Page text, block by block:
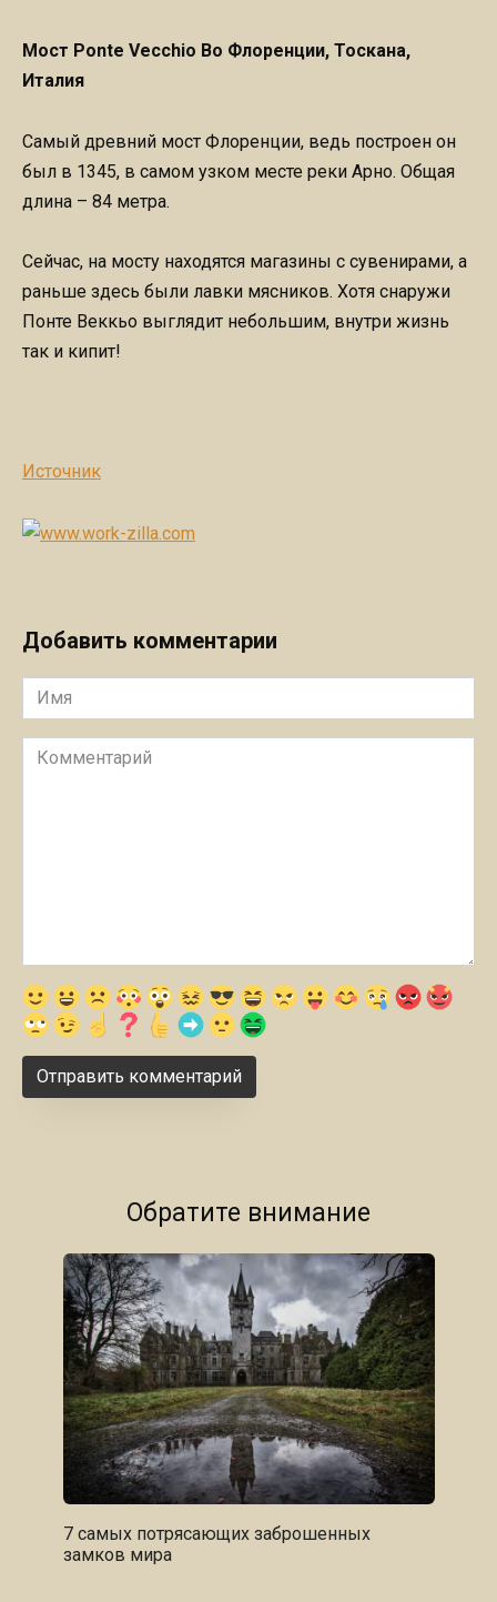
Мост Ponte Vecchio Во Флоренции, Тоскана,
Италия
Самый древний мост Флоренции, ведь построен он
был в 1345, в самом узком месте реки Арно. Общая
длина – 84 метра.
Сейчас, на мосту находятся магазины с сувенирами, а
раньше здесь были лавки мясников. Хотя снаружи
Понте Веккьо выглядит небольшим, внутри жизнь
так и кипит!
Источник
Добавить комментарии
Имя
Комментарий
Обратите внимание
7 самых потрясающих заброшенных
замков мира